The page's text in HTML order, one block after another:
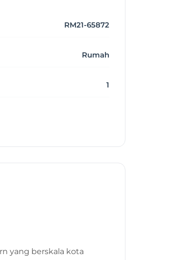
RM21-65872
Rumah
1
20 Mar 2023
yang berskala kota